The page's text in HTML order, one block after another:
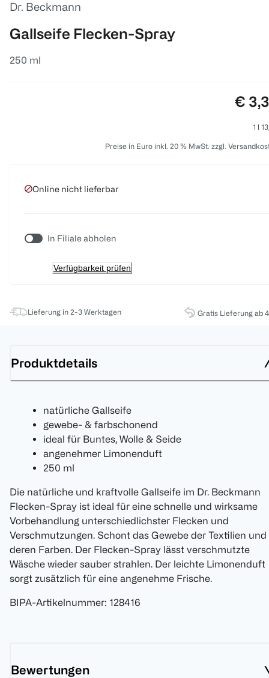
Dr. Beckmann
Gallseife Flecken-Spray
250 ml
€
1 l
Preise in Euro inkl. 20 % MwSt. zzgl.
Online nicht lieferbar
In Filiale abholen
Verfügbarkeit prüfen
Lieferung in 2-3 Werktagen Gratis Lieferung ab
Produktdetails
natürliche Gallseife
gewebe- & farbschonend
ideal für Buntes, Wolle & Seide
angenehmer Limonenduft
250 ml
Die natürliche und kraftvolle Gallseife im Dr. Beckmann
Flecken-Spray ist ideal für eine schnelle und wirksame
Vorbehandlung unterschiedlichster Flecken und
Verschmutzungen. Schont das Gewebe der Textilien und
deren Farben. Der Flecken-Spray lässt verschmutzte
Wäsche wieder sauber strahlen. Der leichte Limonenduft
sorgt zusätzlich für eine angenehme Frische.
BIPA-Artikelnummer: 128416
Bewertungen